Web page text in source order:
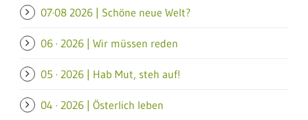
07·08 2026 | Schöne neue Welt?
06 · 2026 | Wir müssen reden
05 · 2026 | Hab Mut, steh auf!
04 · 2026 | Österlich leben